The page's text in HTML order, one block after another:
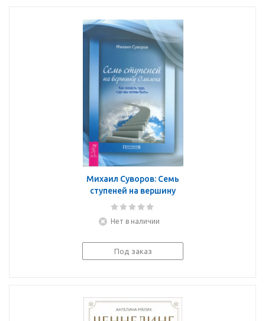
Михаил Суворов: Семь
ступеней на вершину
Олимпа. Как попасть
быть"
Нет в наличии
Под заказ